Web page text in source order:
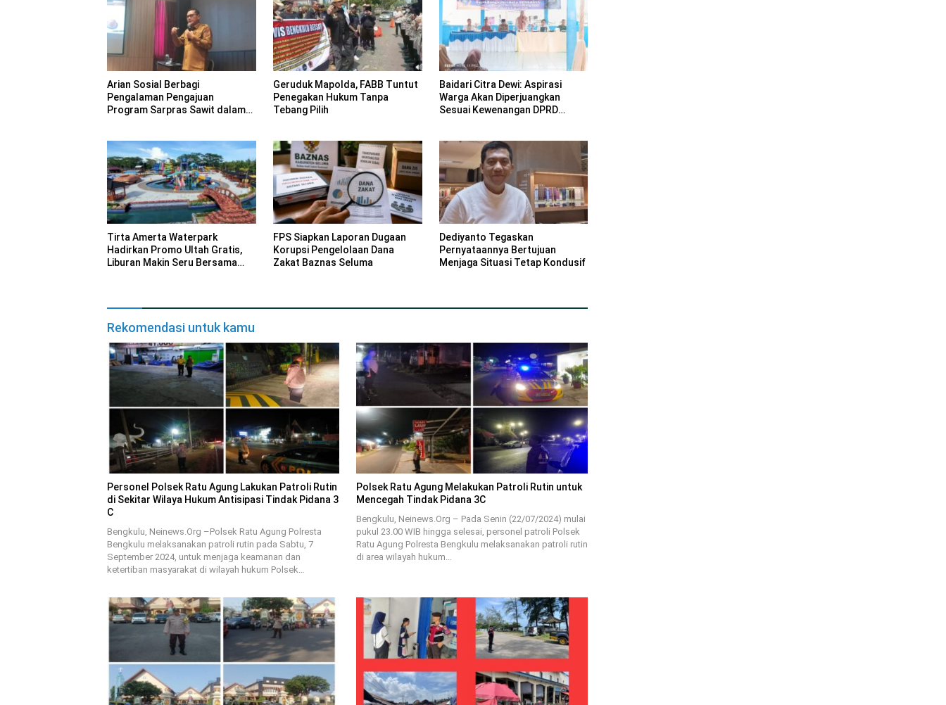
Arian Sosial Berbagi
Pengalaman Pengajuan
Program Sarpras Sawit dalam
Geruduk Mapolda, FABB Tuntut
Penegakan Hukum Tanpa
Tebang Pilih
Baidari Citra Dewi: Aspirasi
Warga Akan Diperjuangkan
Sesuai Kewenangan DPRD
Tirta Amerta Waterpark
Hadirkan Promo Ultah Gratis,
Liburan Makin Seru Bersama
FPS Siapkan Laporan Dugaan
Korupsi Pengelolaan Dana
Zakat Baznas Seluma
Dediyanto Tegaskan
Pernyataannya Bertujuan
Menjaga Situasi Tetap Kondusif
Rekomendasi untuk kamu
Personel Polsek Ratu Agung Lakukan Patroli Rutin
di Sekitar Wilaya Hukum Antisipasi Tindak Pidana 3
C
Bengkulu, Neinews.Org –Polsek Ratu Agung Polresta
Bengkulu melaksanakan patroli rutin pada Sabtu, 7
September 2024, untuk menjaga keamanan dan
ketertiban masyarakat di wilayah hukum Polsek…
Polsek Ratu Agung Melakukan Patroli Rutin untuk
Mencegah Tindak Pidana 3C
Bengkulu, Neinews.Org – Pada Senin (22/07/2024) mulai
pukul 23.00 WIB hingga selesai, personel patroli Polsek
Ratu Agung Polresta Bengkulu melaksanakan patroli rutin
di area wilayah hukum…